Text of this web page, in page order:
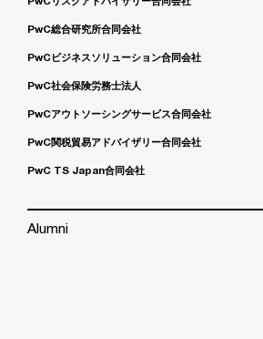
PwC総合研究所合同会社
PwCビジネスソリューション合同会社
PwC社会保険労務士法人
PwCアウトソーシングサービス合同会社
PwC関税貿易アドバイザリー合同会社
PwC TS Japan合同会社
Alumni